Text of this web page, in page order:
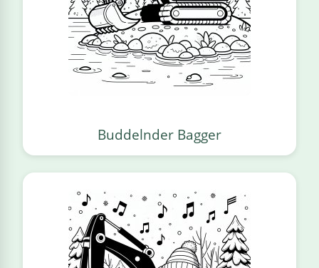
Buddelnder Bagger